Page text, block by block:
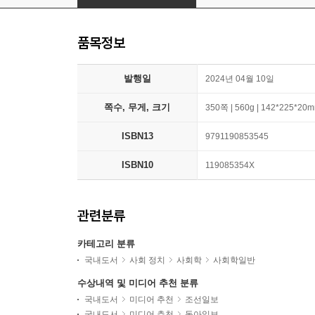
품목정보
발행일 2024년 04월 10일
쪽수, 무게, 크기 350쪽 | 560g |
ISBN13 9791190853545
ISBN10 119085354X
관련분류
카테고리 분류
국내도서 사회 정치 사회학 사회학일반
수상내역 및 미디어 추천 분류
국내도서 미디어 추천
조선일보